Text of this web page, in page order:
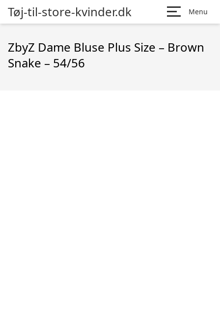
Tøj-til-store-kvinder.dk Menu
ZbyZ Dame Bluse Plus Size – Brown
Snake – 54/56